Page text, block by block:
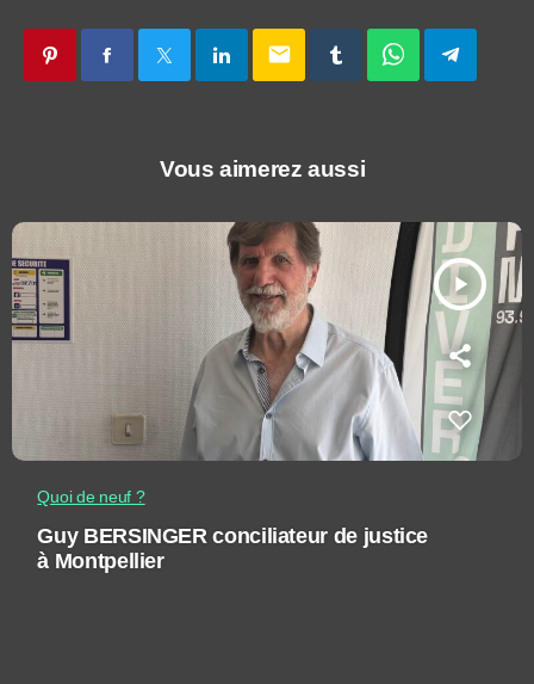
email
Vous aimerez aussi
play_arrow
Quoi de neuf ?
Guy BERSINGER conciliateur de justice
à Montpellier